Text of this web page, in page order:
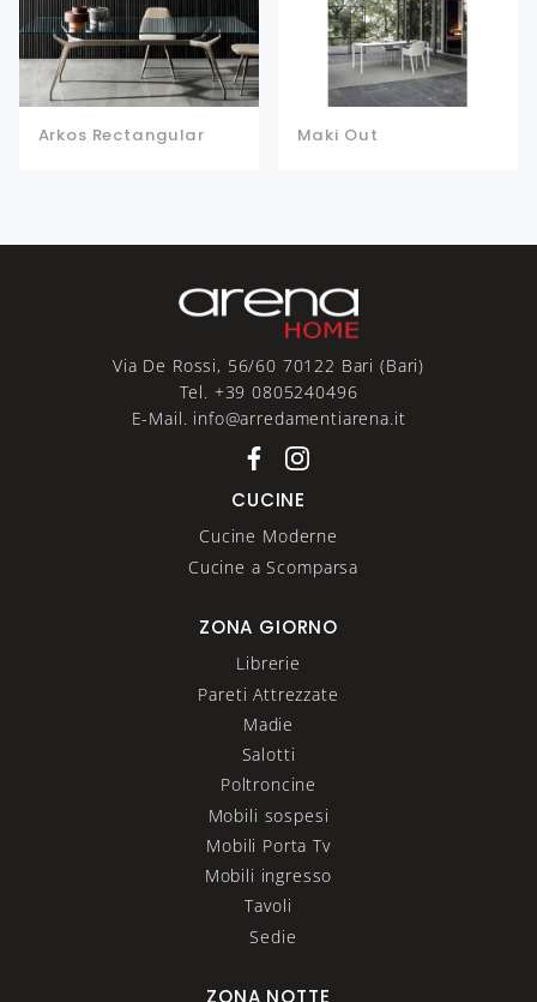
Arkos Rectangular Maki Out
Via De Rossi, 56/60 70122 Bari (Bari)
Tel. +39 0805240496
E-Mail. info@arredamentiarena.it
CUCINE
Cucine Moderne
Cucine a Scomparsa
ZONA GIORNO
Librerie
Pareti Attrezzate
Madie
Salotti
Poltroncine
Mobili sospesi
Mobili Porta Tv
Mobili ingresso
Tavoli
Sedie
ZONA NOTTE